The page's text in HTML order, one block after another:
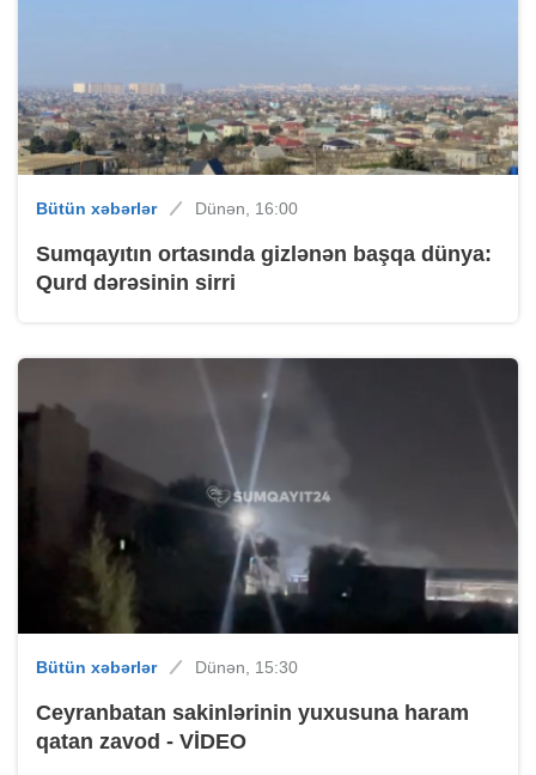
Bütün xəbərlər Dünən, 16:00
Sumqayıtın ortasında gizlənən başqa dünya:
Qurd dərəsinin sirri
Bütün xəbərlər Dünən, 15:30
Ceyranbatan sakinlərinin yuxusuna haram
qatan zavod - VİDEO